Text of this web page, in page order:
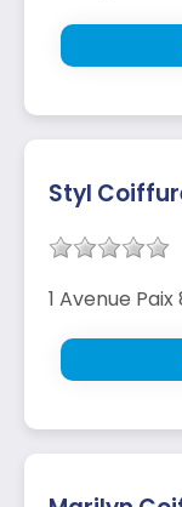
Styl
1 Avenue